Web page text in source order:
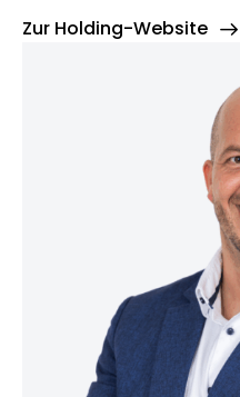
Zur Holding-Website